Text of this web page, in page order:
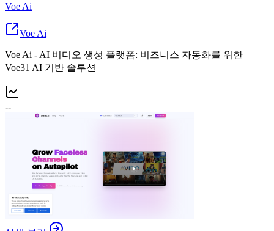
Voe Ai
Voe Ai
Voe Ai - AI 비디오 생성 플랫폼: 비즈니스 자동화를 위한
Voe31 AI 기반 솔루션
--